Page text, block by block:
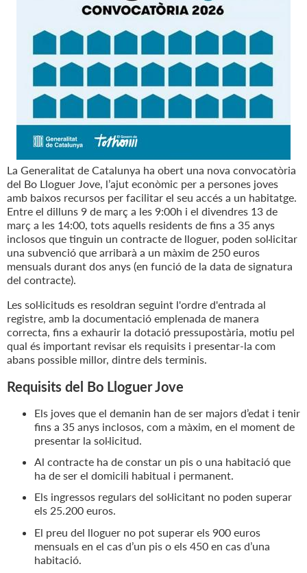
La Generalitat de Catalunya ha obert una nova convocatòria
del Bo Lloguer Jove, l’ajut econòmic per a persones joves
amb baixos recursos per facilitar el seu accés a un habitatge.
Entre el dilluns 9 de març a les 9:00h i el divendres 13 de
març a les 14:00, tots aquells residents de fins a 35 anys
inclosos que tinguin un contracte de lloguer, poden sol·licitar
una subvenció que arribarà a un màxim de 250 euros
mensuals durant dos anys (en funció de la data de signatura
del contracte).
Les sol·licituds es resoldran seguint l'ordre d'entrada al
registre, amb la documentació emplenada de manera
correcta, fins a exhaurir la dotació pressupostària, motiu pel
qual és important revisar els requisits i presentar-la com
abans possible millor, dintre dels terminis.
Requisits del Bo Lloguer Jove
Els joves que el demanin han de ser majors d’edat i tenir
fins a 35 anys inclosos, com a màxim, en el moment de
presentar la sol·licitud.
Al contracte ha de constar un pis o una habitació que
ha de ser el domicili habitual i permanent.
Els ingressos regulars del sol·licitant no poden superar
els 25.200 euros.
El preu del lloguer no pot superar els 900 euros
mensuals en el cas d’un pis o els 450 en cas d’una
habitació.